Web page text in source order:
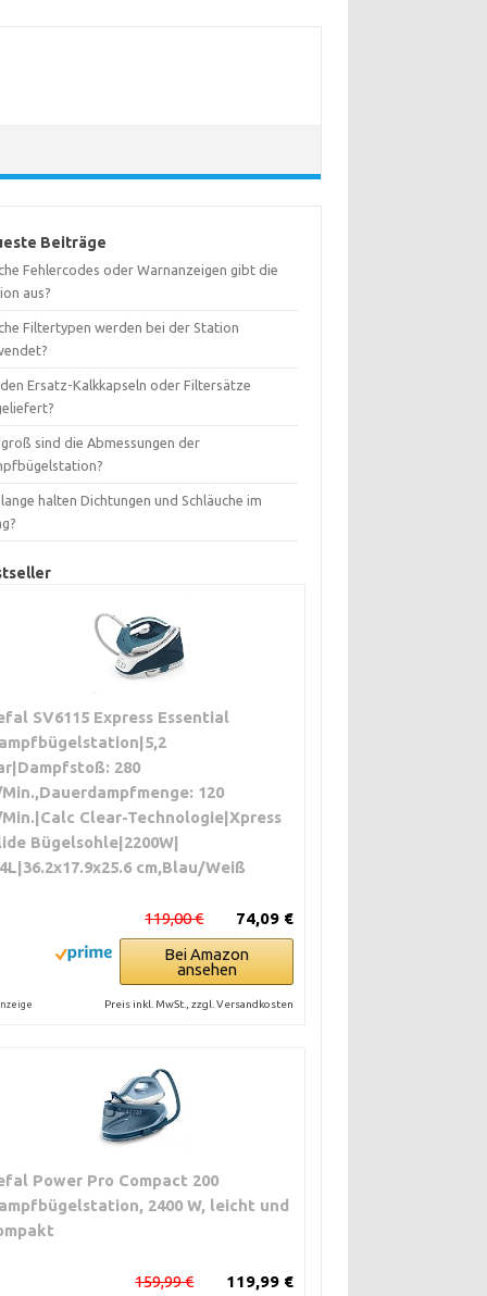
Beiträge
Fehlercodes oder Warnanzeigen gibt die
aus?
Filtertypen werden bei der Station
Ersatz-Kalkkapseln oder Filtersätze
sind die Abmessungen der
halten Dichtungen und Schläuche im
SV6115 Express Essential
280
120
Clear-Technologie|Xpress
Bügelsohle|2200W|
cm,Blau/Weiß
74,09 €
119,00 €
Bei Amazon
ansehen
Preis inkl. MwSt., zzgl. Versandkosten
Power Pro Compact 200
2400 W, leicht und
119,99 €
159,99 €